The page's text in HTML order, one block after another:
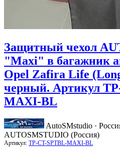
Защитный чехол
"Maxi" в багажник
Opel Zafira Life
черный. Артикул
MAXI-BL
AutoSMstudio ·
AUTOSMSTUDIO (Россия)
Артикул: TP-CT-SPTBL-MAXI-BL